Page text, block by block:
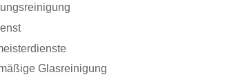
Glasreinigung